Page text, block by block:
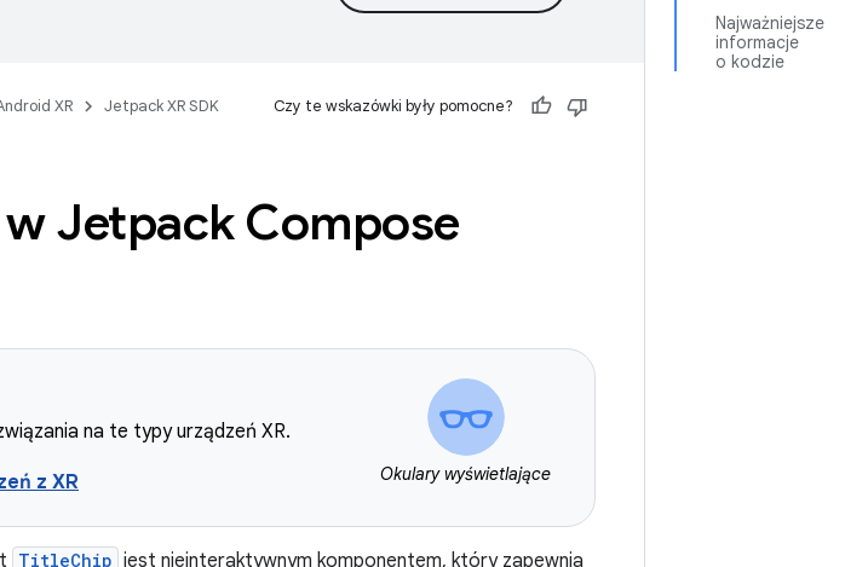
Najważniejsze
informacje
o kodzie
XR
Jetpack XR SDK
Czy te wskazówki były pomocne?
Jetpack Compose
na te typy urządzeń XR.
z XR Okulary wyświetlające
TitleChip jest nieinteraktywnym komponentem, który zapewnia